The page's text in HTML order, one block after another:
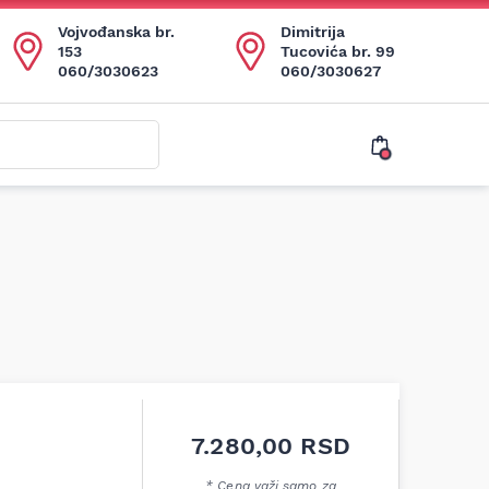
Vojvođanska br.
153
060/3030623
Dimitrija
Tucovića br. 99
060/3030627
7.280,00 RSD
* Cena važi samo za